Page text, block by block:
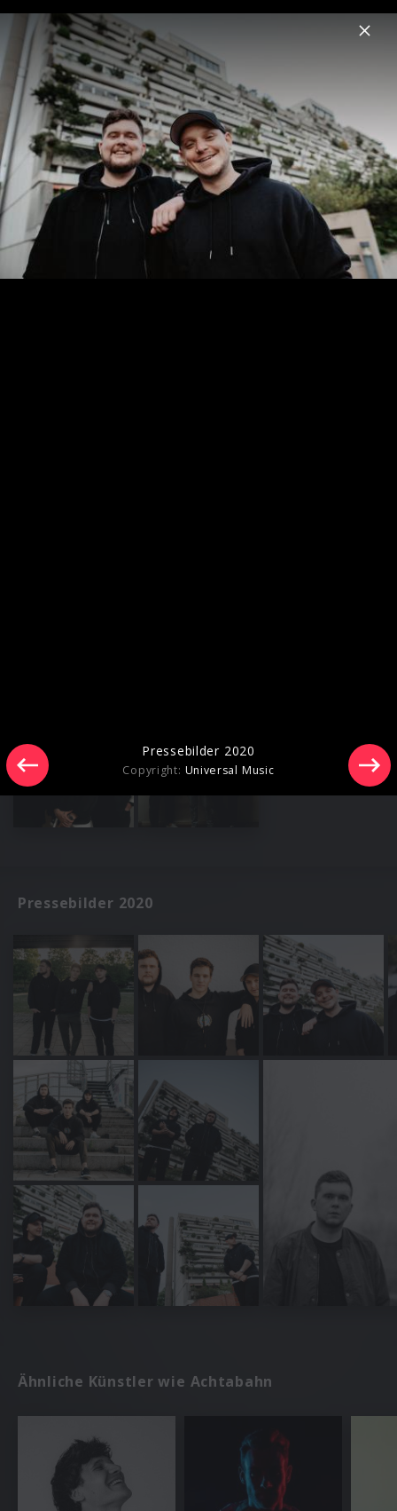
Menu
Achtabahn
Home Musik Videos Fotos Biografie
Achtabahn x Rote Mütze Raphi
Pressebilder 2020
Ähnliche Künstler wie Achtabahn
Pressebilder 2020
Copyright: Universal Music